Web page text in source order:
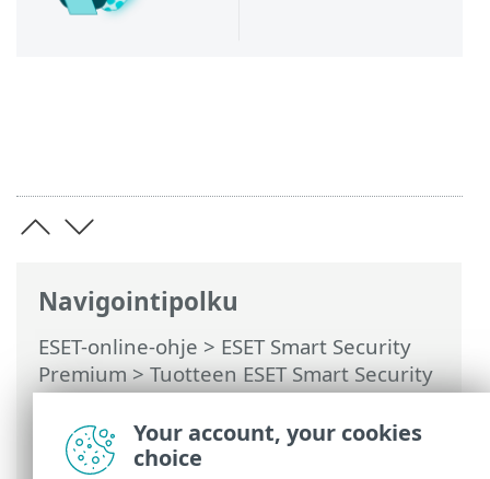
Navigointipolku
ESET-online-ohje > ESET Smart Security
Premium>Tuotteen ESET Smart Security
Premium käsitteleminen>ESET HOME -
>Yhdistä ESET HOME-palveluun>
Kirjaudu ESET HOME-palveluun
Your account, your cookies
choice